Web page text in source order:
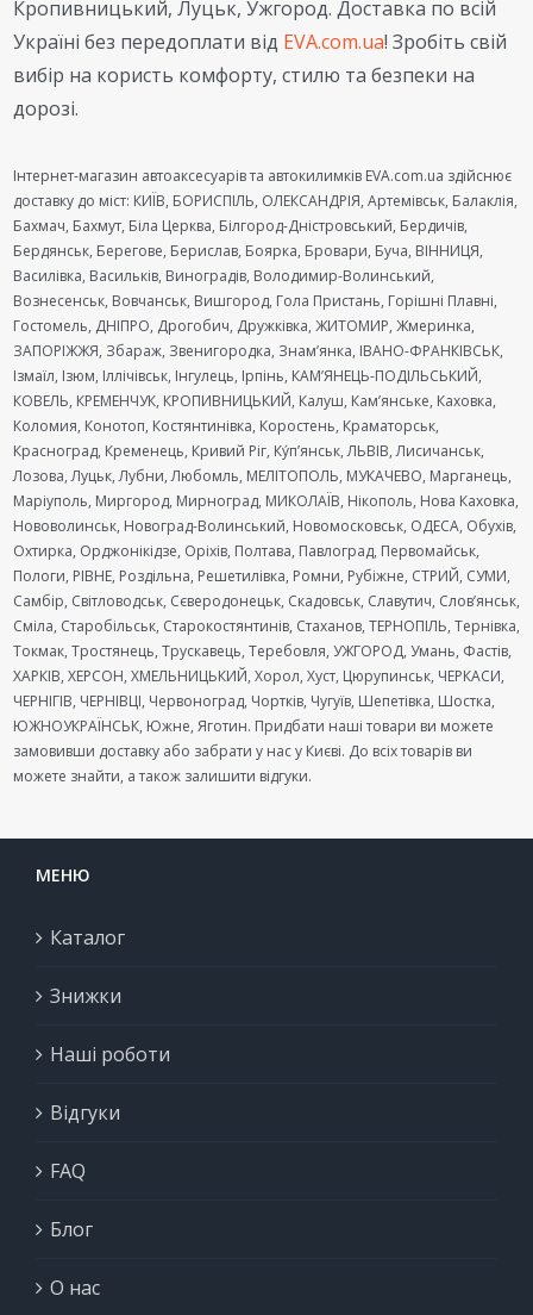
Кропивницький, Луцьк, Ужгород. Доставка по всій
Україні без передоплати від EVA.com.ua! Зробіть свій
вибір на користь комфорту, стилю та безпеки на
дорозі.
Інтернет-магазин автоаксесуарів та автокилимків EVA.com.ua здійснює
доставку до міст: КИЇВ, БОРИСПІЛЬ, ОЛЕКСАНДРІЯ, Артемівськ, Балаклія,
Бахмач, Бахмут, Біла Церква, Білгород-Дністровський, Бердичів,
Бердянськ, Берегове, Берислав, Боярка, Бровари, Буча, ВІННИЦЯ,
Василівка, Васильків, Виноградів, Володимир-Волинський,
Вознесенськ, Вовчанськ, Вишгород, Гола Пристань, Горішні Плавні,
Гостомель, ДНІПРО, Дрогобич, Дружківка, ЖИТОМИР, Жмеринка,
ЗАПОРІЖЖЯ, Збараж, Звенигородка, Знам’янка, ІВАНО-ФРАНКІВСЬК,
Ізмаїл, Ізюм, Іллічівськ, Інгулець, Ірпінь, КАМ’ЯНЕЦЬ-ПОДІЛЬСЬКИЙ,
КОВЕЛЬ, КРЕМЕНЧУК, КРОПИВНИЦЬКИЙ, Калуш, Кам’янське, Каховка,
Коломия, Конотоп, Костянтинівка, Коростень, Краматорськ,
Красноград, Кременець, Кривий Ріг, Ку́п’янськ, ЛЬВІВ, Лисичанськ,
Лозова, Луцьк, Лубни, Любомль, МЕЛІТОПОЛЬ, МУКАЧЕВО, Марганець,
Маріуполь, Миргород, Мирноград, МИКОЛАЇВ, Нікополь, Нова Каховка,
Нововолинськ, Новоград-Волинський, Новомосковськ, ОДЕСА, Обухів,
Охтирка, Орджонікідзе, Оріхів, Полтава, Павлоград, Первомайськ,
Пологи, РІВНЕ, Роздільна, Решетилівка, Ромни, Рубіжне, СТРИЙ, СУМИ,
Самбір, Світловодськ, Сєверодонецьк, Скадовськ, Славутич, Слов’янськ,
Сміла, Старобільськ, Старокостянтинів, Стаханов, ТЕРНОПІЛЬ, Тернівка,
Токмак, Тростянець, Трускавець, Теребовля, УЖГОРОД, Умань, Фастів,
ХАРКІВ, ХЕРСОН, ХМЕЛЬНИЦЬКИЙ, Хорол, Хуст, Цюрупинськ, ЧЕРКАСИ,
ЧЕРНІГІВ, ЧЕРНІВЦІ, Червоноград, Чортків, Чугуїв, Шепетівка, Шостка,
ЮЖНОУКРАЇНСЬК, Южне, Яготин. Придбати наші товари ви можете
замовивши доставку або забрати у нас у Києві. До всіх товарів ви
можете знайти, а також залишити відгуки.
МЕНЮ
Каталог
Знижки
Наші роботи
Відгуки
FAQ
Блог
О нас